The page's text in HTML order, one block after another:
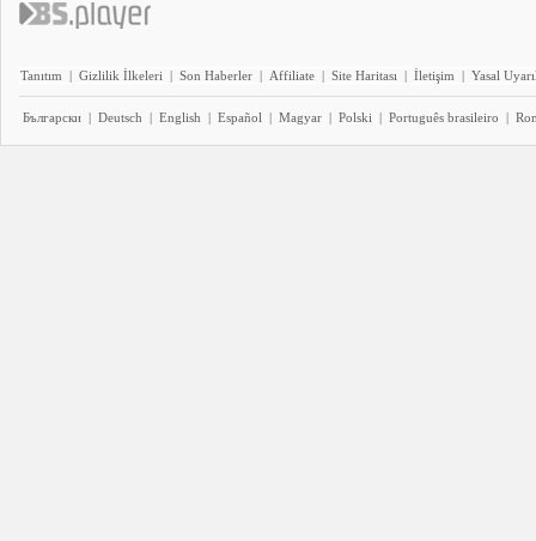
Tanıtım | Gizlilik İlkeleri | Son Haberler | Affiliate | Site Haritası | İletişim | Yasal
Български | Deutsch | English | Español | Magyar | Polski | Português brasileiro |